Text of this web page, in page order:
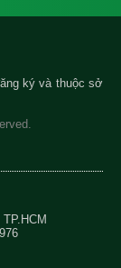
ký và thuộc sở